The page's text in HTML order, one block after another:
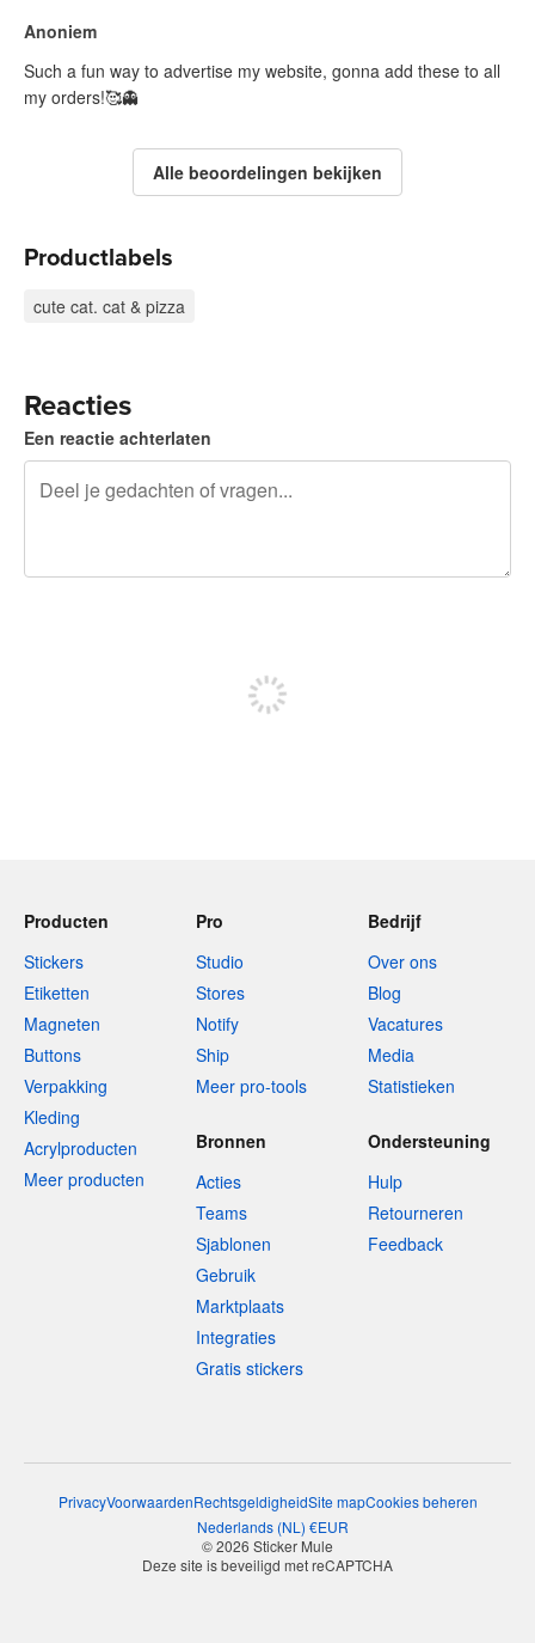
Anoniem
Such a fun way to advertise my website, gonna add these to all
my orders!🥰👻
Alle beoordelingen bekijken
Productlabels
cute cat. cat & pizza
Reacties
Een reactie achterlaten
Producten
Stickers
Etiketten
Magneten
Buttons
Verpakking
Kleding
Acrylproducten
Meer producten
Pro
Studio
Stores
Notify
Ship
Meer pro-tools
Bedrijf
Over ons
Blog
Vacatures
Media
Statistieken
Bronnen
Acties
Teams
Sjablonen
Gebruik
Marktplaats
Integraties
Gratis stickers
Ondersteuning
Hulp
Retourneren
Feedback
PrivacyVoorwaardenRechtsgeldigheidSite mapCookies beheren
Nederlands(NL ) €EUR
© 2026 Sticker Mule
Deze site is beveiligd met reCAPTCHA